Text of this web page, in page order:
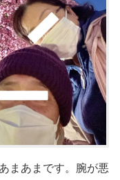
まあまです。腕が悪